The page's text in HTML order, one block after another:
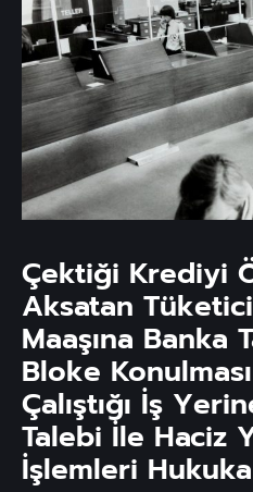
Çektiği Krediyi
Aksatan
Maaşına Banka
Bloke
Çalıştığı İş
Talebi İle Haciz
İşlemleri